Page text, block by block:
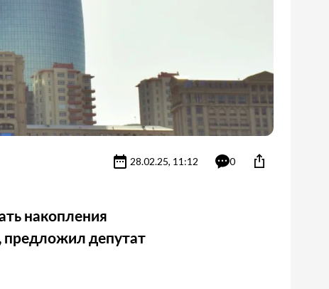
28.02.25, 11:12 0
накопления
предложил депутат